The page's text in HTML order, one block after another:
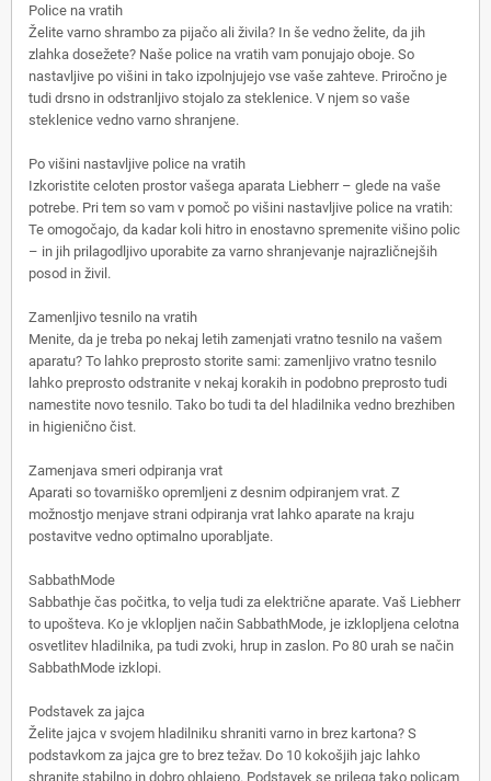
Police na vratih
Želite varno shrambo za pijačo ali živila? In še vedno želite, da jih
zlahka dosežete? Naše police na vratih vam ponujajo oboje. So
nastavljive po višini in tako izpolnjujejo vse vaše zahteve. Priročno je
tudi drsno in odstranljivo stojalo za steklenice. V njem so vaše
steklenice vedno varno shranjene.
Po višini nastavljive police na vratih
Izkoristite celoten prostor vašega aparata Liebherr – glede na vaše
potrebe. Pri tem so vam v pomoč po višini nastavljive police na vratih:
Te omogočajo, da kadar koli hitro in enostavno spremenite višino polic
– in jih prilagodljivo uporabite za varno shranjevanje najrazličnejših
posod in živil.
Zamenljivo tesnilo na vratih
Menite, da je treba po nekaj letih zamenjati vratno tesnilo na vašem
aparatu? To lahko preprosto storite sami: zamenljivo vratno tesnilo
lahko preprosto odstranite v nekaj korakih in podobno preprosto tudi
namestite novo tesnilo. Tako bo tudi ta del hladilnika vedno brezhiben
in higienično čist.
Zamenjava smeri odpiranja vrat
Aparati so tovarniško opremljeni z desnim odpiranjem vrat. Z
možnostjo menjave strani odpiranja vrat lahko aparate na kraju
postavitve vedno optimalno uporabljate.
SabbathMode
Sabbathje čas počitka, to velja tudi za električne aparate. Vaš Liebherr
to upošteva. Ko je vklopljen način SabbathMode, je izklopljena celotna
osvetlitev hladilnika, pa tudi zvoki, hrup in zaslon. Po 80 urah se način
SabbathMode izklopi.
Podstavek za jajca
Želite jajca v svojem hladilniku shraniti varno in brez kartona? S
podstavkom za jajca gre to brez težav. Do 10 kokošjih jajc lahko
shranite stabilno in dobro ohlajeno. Podstavek se prilega tako policam